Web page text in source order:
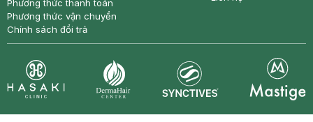
Phương thức thanh toán
Phương thức vận chuyển
Chính sách đổi trả